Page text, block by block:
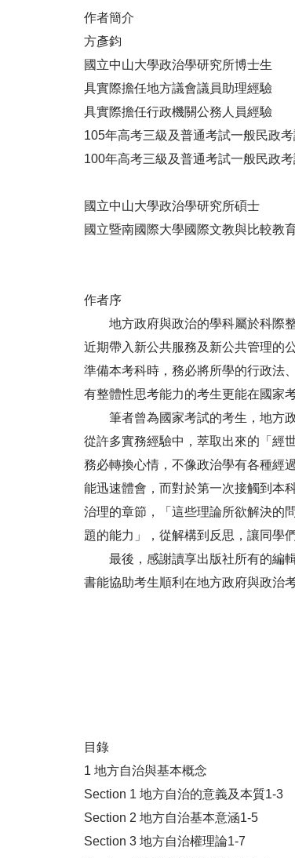
作者簡介
方彥鈞
國立中山大學政治學研究所博士生
具實際擔任地方議會議員助理經驗
具實際擔任行政機關公務人員經驗
105年高考三級及普通考試一般民政
100年高考三級及普通考試一般民政
國立中山大學政治學研究所碩士
國立暨南國際大學國際文教與比較教
作者序
地方政府與政治的學科屬於科際整
近期帶入新公共服務及新公共管理的
準備本考科時，務必將所學的行政法
有整體性思考能力的考生更能在國家
筆者曾為國家考試的考生，地方政
從許多實務經驗中，萃取出來的「經
務必轉換心情，不像政治學有各種經
能迅速體會，而對於第一次接觸到本
治理的章節，「這些理論所欲解決的
題的能力」，從解構到反思，讓同學
最後，感謝讀享出版社所有的編輯
書能協助考生順利在地方政府與政治
目錄
1 地方自治與基本概念
Section 1 地方自治的意義及本質1-3
Section 2 地方自治基本意涵1-5
Section 3 地方自治權理論1-7